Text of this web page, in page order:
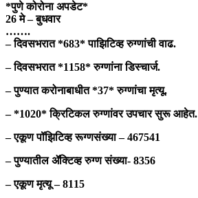
*पुणे कोरोना अपडेट*
26 मे – बुधवार
…….
– दिवसभरात *683* पाझिटिव्ह रुग्णांची वाढ.
– दिवसभरात *1158* रुग्णांना डिस्चार्ज.
– पुण्यात करोनाबाधीत *37* रुग्णांचा मृत्यू.
– *1020* क्रिटिकल रुग्णांवर उपचार सुरू आहेत.
– एकूण पॉझिटिव्ह रूग्णसंख्या – 467541
– पुण्यातील ॲक्टिव्ह रुग्ण संख्या- 8356
– एकूण मृत्यू – 8115